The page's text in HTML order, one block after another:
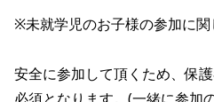
※未就学児のお子様の参加に関
安全に参加して頂くため、保